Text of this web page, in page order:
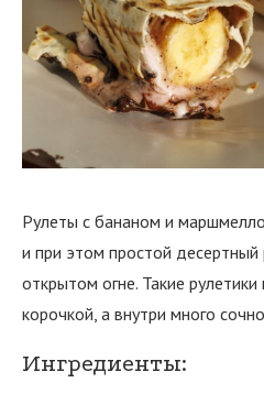
Рулеты с бананом и
и при этом простой
открытом огне. Такие
корочкой, а внутри много
Ингредиенты: